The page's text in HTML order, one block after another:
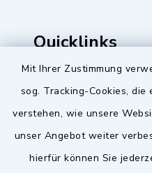
Mit Ihrer Zustimmung
sog. Tracking-Cookies, die
verstehen, wie unsere
unser Angebot weiter
hierfür können Sie
Quicklinks
Baupilot
Serviceportal
Website in